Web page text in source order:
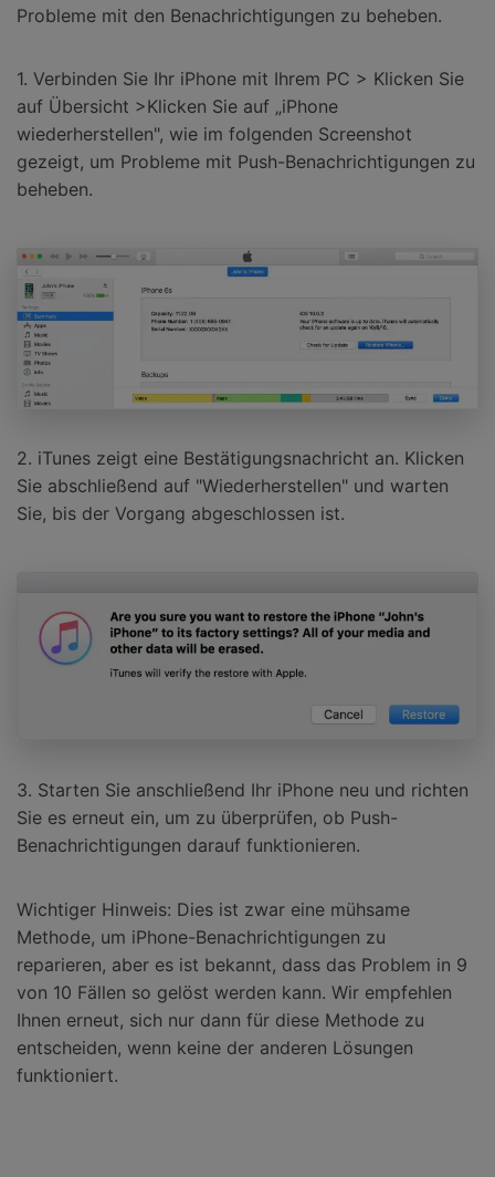
Probleme mit den Benachrichtigungen zu beheben.
1. Verbinden Sie Ihr iPhone mit Ihrem PC > Klicken Sie
auf Übersicht >Klicken Sie auf „iPhone
wiederherstellen", wie im folgenden Screenshot
gezeigt, um Probleme mit Push-Benachrichtigungen zu
beheben.
2. iTunes zeigt eine Bestätigungsnachricht an. Klicken
Sie abschließend auf "Wiederherstellen" und warten
Sie, bis der Vorgang abgeschlossen ist.
3. Starten Sie anschließend Ihr iPhone neu und richten
Sie es erneut ein, um zu überprüfen, ob Push-
Benachrichtigungen darauf funktionieren.
Wichtiger Hinweis: Dies ist zwar eine mühsame
Methode, um iPhone-Benachrichtigungen zu
reparieren, aber es ist bekannt, dass das Problem in 9
von 10 Fällen so gelöst werden kann. Wir empfehlen
Ihnen erneut, sich nur dann für diese Methode zu
entscheiden, wenn keine der anderen Lösungen
funktioniert.